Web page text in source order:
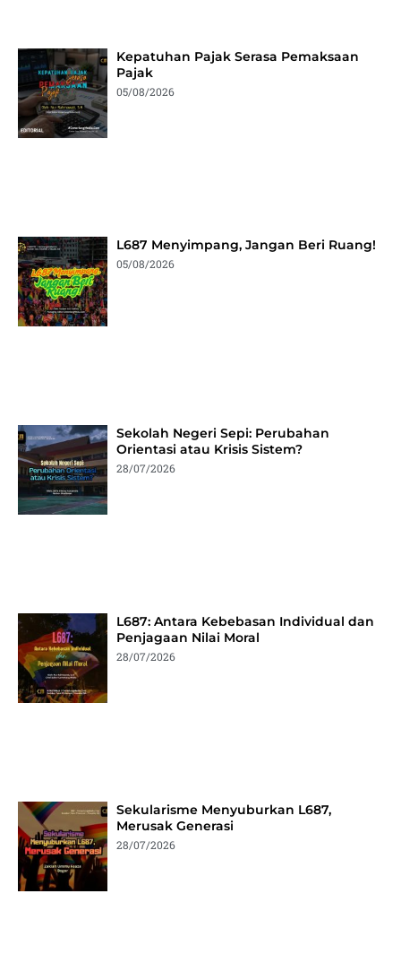
Kepatuhan Pajak Serasa Pemaksaan
Pajak
05/08/2026
L687 Menyimpang, Jangan Beri Ruang!
05/08/2026
Sekolah Negeri Sepi: Perubahan
Orientasi atau Krisis Sistem?
28/07/2026
L687: Antara Kebebasan Individual dan
Penjagaan Nilai Moral
28/07/2026
Sekularisme Menyuburkan L687,
Merusak Generasi
28/07/2026